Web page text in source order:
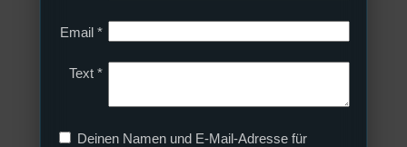
Email *
Text *
Deinen Namen und E-Mail-Adresse für